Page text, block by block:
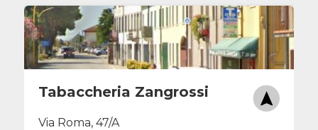
Tabaccheria Zangrossi
Via Roma, 47/A